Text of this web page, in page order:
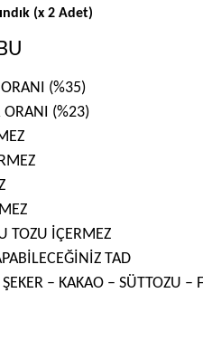
(x 2 Adet)
(%35)
ORANI (%23)
TOZU İÇERMEZ
TAD
– KAKAO – SÜTTOZU